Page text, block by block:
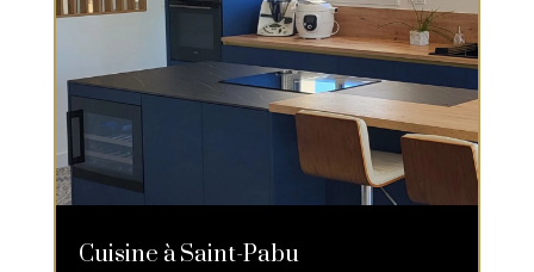
Cuisine à Saint-Pabu